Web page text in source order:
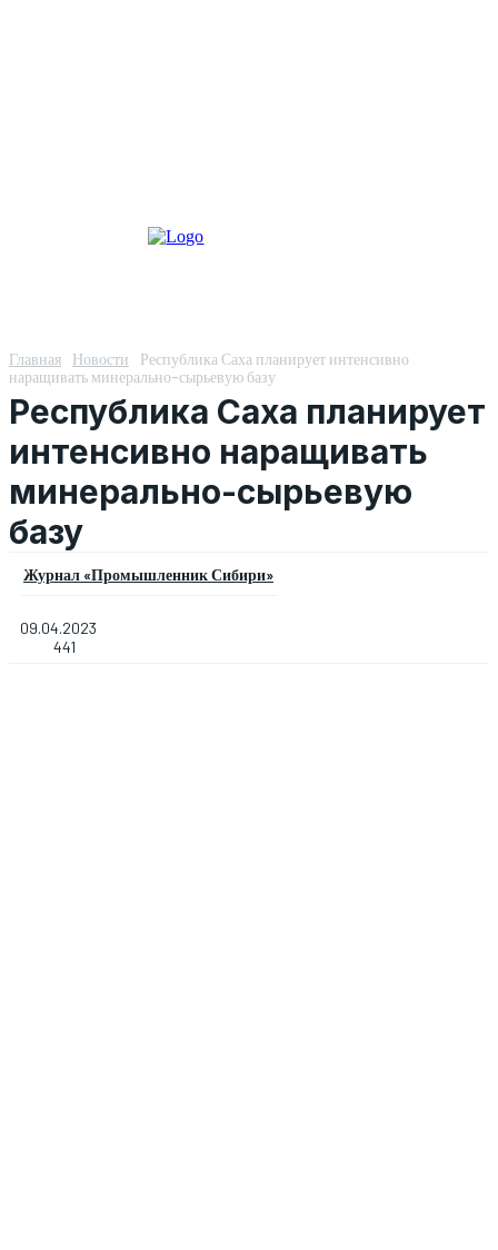
Главная Новости
Республика Саха планирует интенсивно
наращивать минерально-сырьевую базу
Республика Саха планирует
интенсивно наращивать
минерально-сырьевую
базу
Журнал «Промышленник Сибири»
09.04.2023
441